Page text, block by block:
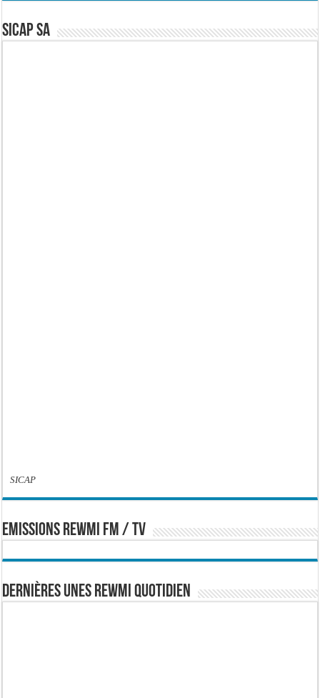
SICAP SA
SICAP
EMISSIONS REWMI FM / TV
Dernières Unes Rewmi Quotidien